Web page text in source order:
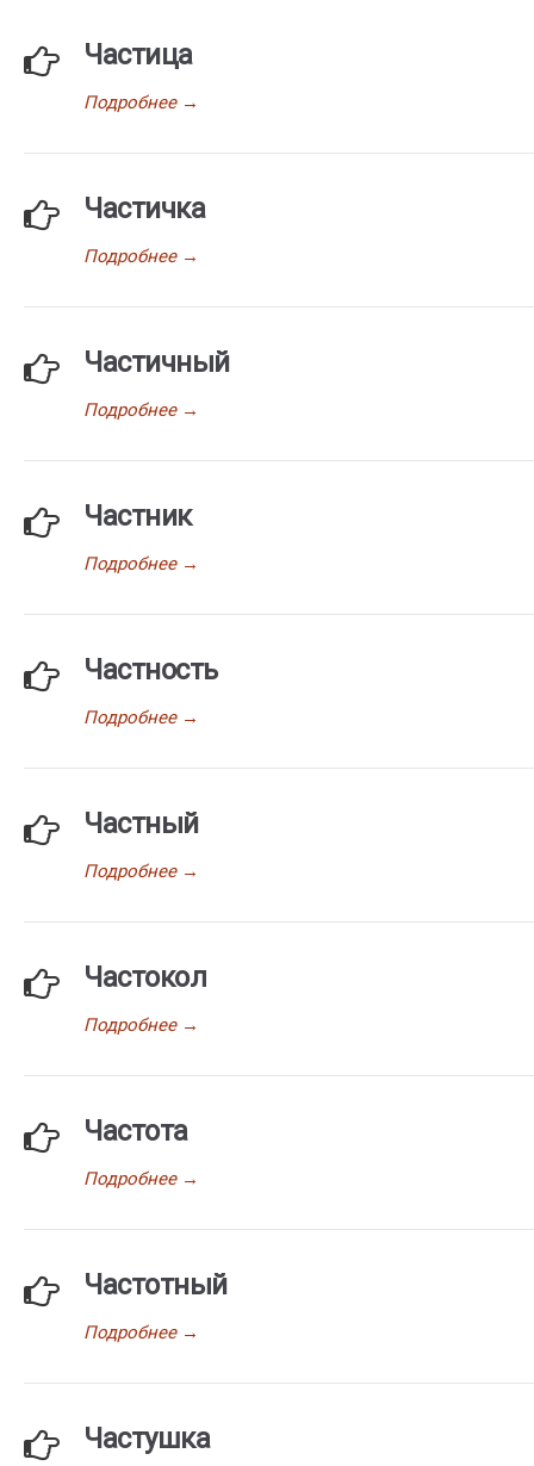
Частица
Подробнее→
Частичка
Подробнее→
Частичный
Подробнее→
Частник
Подробнее→
Частность
Подробнее→
Частный
Подробнее→
Частокол
Подробнее→
Частота
Подробнее→
Частотный
Подробнее→
Частушка